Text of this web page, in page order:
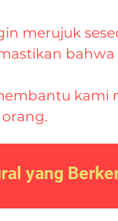
merujuk
kami
yang